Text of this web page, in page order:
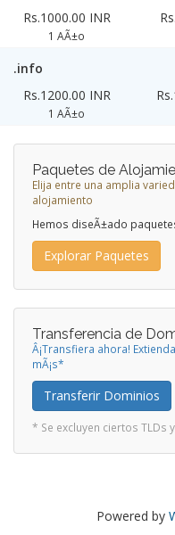
Rs.1000.00 INR
1 AÃ±o
.info
Rs.1200.00 INR
1 AÃ±o
Paquetes de
Elija entre una amplia
alojamiento
Hemos diseÃ±ado
Explorar Paquetes
Transferencia de
Â¡Transfiera ahora!
mÃ¡s*
Transferir Dominios
* Se excluyen ciertos
Powered by